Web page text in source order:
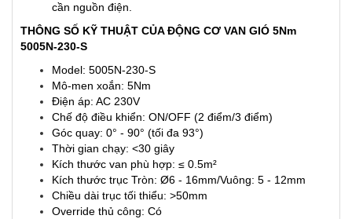
cần nguồn điện.
THÔNG SỐ KỸ THUẬT CỦA ĐỘNG CƠ VAN GIÓ 5Nm
5005N-230-S
Model: 5005N-230-S
Mô-men xoắn: 5Nm
Điện áp: AC 230V
Chế độ điều khiển: ON/OFF (2 điểm/3 điểm)
Góc quay: 0° - 90° (tối đa 93°)
Thời gian chạy: <30 giây
Kích thước van phù hợp: ≤ 0.5m²
Kích thước trục Tròn: Ø6 - 16mm/Vuông: 5 - 12mm
Chiều dài trục tối thiểu: >50mm
Override thủ công: Có